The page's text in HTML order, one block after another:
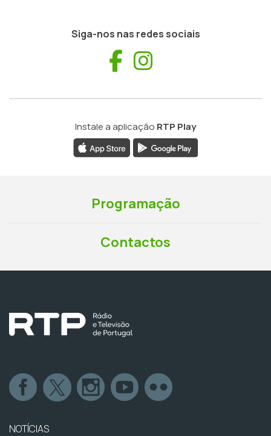
Siga-nos nas redes sociais
Facebook
Instale a aplicação RTP Play
Programação
Contactos
NOTÍCIAS